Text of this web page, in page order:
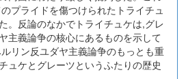
プライドを傷つけられたトライチュ
。反論のなかでトライチュケは,グレ
主義論争の核心にあるものを示して
リン反ユダヤ主義論争のもっとも重
ュケとグレーツというふたりの歴史